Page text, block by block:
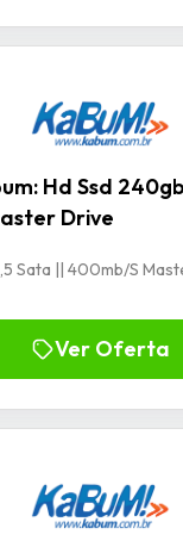
Hd Ssd
Drive
Sata || 400mb/S
Ver Oferta